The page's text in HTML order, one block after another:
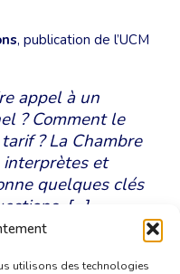
utilisons des technologies
, publication de l’UCM
appel à un
? Comment le
? La Chambre
et
quelques clés
[…]